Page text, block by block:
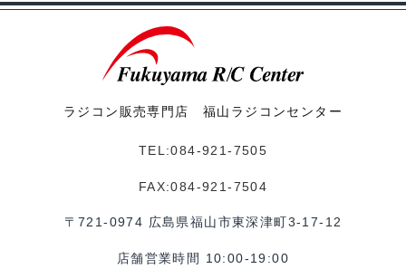
ラジコン販売専門店 福山ラジコンセンター
TEL:084-921-7505
FAX:084-921-7504
〒721-0974 広島県福山市東深津町3-17-12
店舗営業時間 10:00-19:00